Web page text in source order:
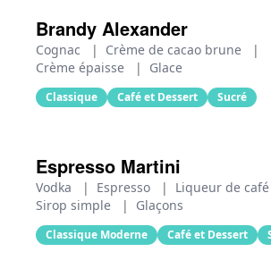
Brandy Alexander
Cognac | Crème de cacao brune
|
Crème épaisse
| Glace
Classique Café et Dessert Sucré
Espresso Martini
Vodka | Espresso | Liqueur de café
Sirop simple
| Glaçons
Classique Moderne Café et Dessert